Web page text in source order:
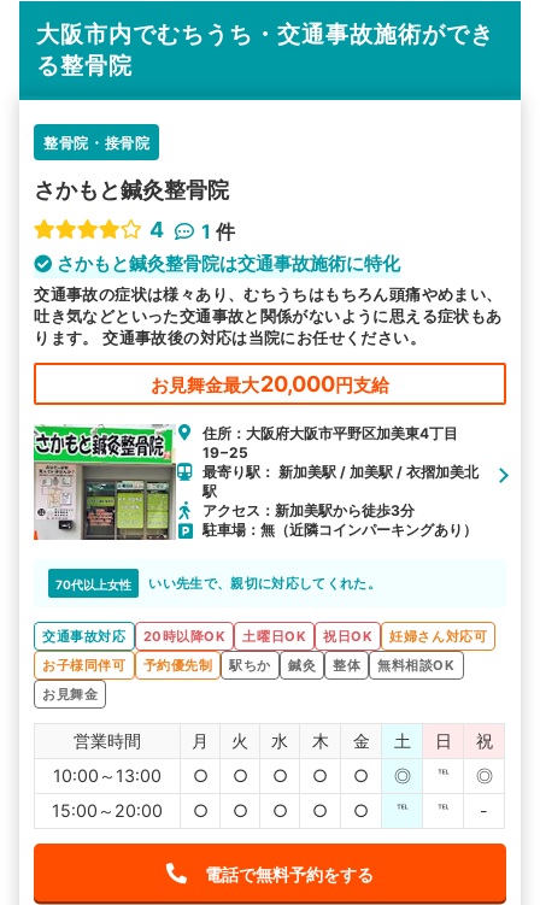
大阪市内でむちうち・交通事故施術ができ
る整骨院
整骨院・接骨院
さかもと鍼灸整骨院
4
1 件
さかもと鍼灸整骨院は交通事故施術に特化
交通事故の症状は様々あり、むちうちはもちろん頭痛やめまい、
吐き気などといった交通事故と関係がないように思える症状もあ
ります。 交通事故後の対応は当院にお任せください。
お見舞金最大20,000円支給
住所：大阪府大阪市平野区加美東4丁目
19−25
最寄り駅： 新加美駅 / 加美駅 / 衣摺加美北
駅
アクセス：新加美駅から徒歩3分
駐車場：無（近隣コインパーキングあり）
70代以上女性 いい先生で、親切に対応してくれた。
交通事故対応 20時以降OK 土曜日OK 祝日OK
妊婦さん対応可
お子様同伴可
予約優先制 駅ちか 鍼灸 整体
無料相談OK
お見舞金
営業時間 月 火 水 木 金 土 日
祝
10:00～13:00
○ ○ ○ ○ ○ ◎ ℡
◎
15:00～20:00
○ ○ ○ ○ ○ ℡ ℡ -
電話で無料予約をする